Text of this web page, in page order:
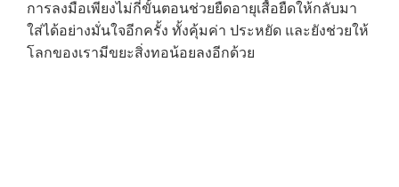
การลงมือเพียงไม่กี่ขั้นตอนช่วยยืดอายุเสื้อยืดให้กลับมา
ใส่ได้อย่างมั่นใจอีกครั้ง ทั้งคุ้มค่า ประหยัด และยังช่วยให้
โลกของเรามีขยะสิ่งทอน้อยลงอีกด้วย